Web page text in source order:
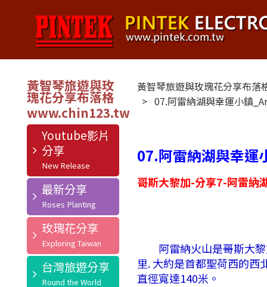
黃智琴旅遊與玫
瑰花分享布落格
Youtube影片
分享
最新分享
玫瑰花分享
台灣旅遊分享
黃智琴旅遊與玫瑰花分享布落
07.阿雷納湖與幸運小鎮
07.阿雷納湖與幸
哥斯大黎加-分享7-阿雷納
阿雷納火山是哥斯大黎
里. 大約是首都聖荷西的西
直徑寬達140米。